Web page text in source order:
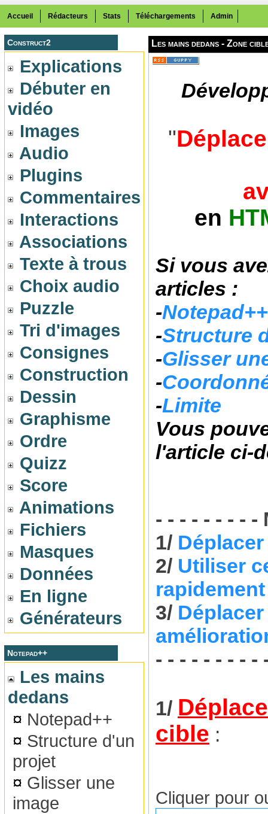
Admin
Accueil Rédacteurs Stats Téléchargements
Construct2
Explications
Débuter en
vidéo
Images
Audio
Plugins
Commentaires
Interactions
Associations
Texte à trous
Choix audio
Puzzle
Tri d'images
Consignes
Construction
Dessin
Graphisme
Ordre
Quizz
Score
Animations
Fichiers
Masques
Données
En ligne
Générateurs
Notepad++
Les mains
dedans
¤ Notepad++
¤ Structure d'un
projet
¤ Glisser une
image
Les mains dedans - Zone
"
en
Si vous
articles :
-Notepad++
-Structure
-Glisser
-
-Limite
Vous
l'article ci-
- - - - - - - - -
1/
2/ Utiliser
3/
- - - - - - - - -
1/
cible :
Cliquer pour